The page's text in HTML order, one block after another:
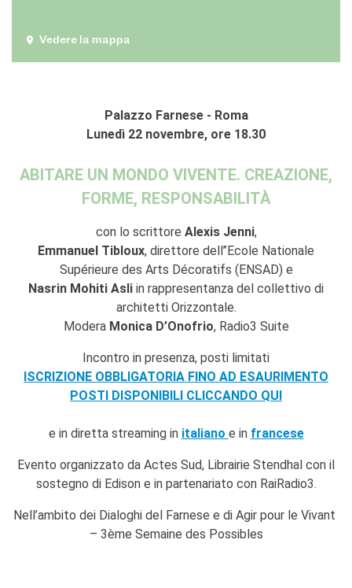
Borse di studio e di
CHI SIAMO
Contatti
Lavorare con noi
Appalti pubblici, gare
d'appalto e contratti
SOSTENERE L'INSTITUT
FRANCAIS ITALIA
Le operazioni
Come sostenere
I Vantaggi
I nostri luoghi
I nostri sostenitori
ARCHIVIO
Dialoghi del Farnese
Festa della musica
Incontro italo-francesi sul
La Notte delle Idee
Operazioni artistiche
Vedere la mappa
Palazzo Farnese - Roma
Lunedì 22 novembre, ore 18.30
ABITARE UN MONDO VIVENTE. CREAZIONE,
FORME, RESPONSABILITÀ
con lo scrittore Alexis Jenni,
Emmanuel Tibloux, direttore dell’’Ecole Nationale
Supérieure des Arts Décoratifs (ENSAD) e
Nasrin Mohiti Asli in rappresentanza del collettivo di
architetti Orizzontale.
Modera Monica D’Onofrio, Radio3 Suite
Incontro in presenza, posti limitati
ISCRIZIONE OBBLIGATORIA FINO AD ESAURIMENTO
POSTI DISPONIBILI CLICCANDO QUI
e in diretta streaming in italiano e in francese
Evento organizzato da Actes Sud, Librairie Stendhal con il
sostegno di Edison e in partenariato con RaiRadio3.
Nell’ambito dei Dialoghi del Farnese e di Agir pour le Vivant
– 3ème Semaine des Possibles